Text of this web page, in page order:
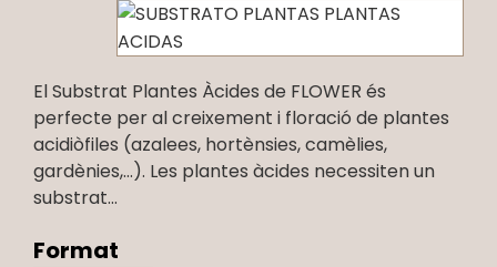
El Substrat Plantes Àcides de FLOWER és
perfecte per al creixement i floració de plantes
acidiòfiles (azalees, hortènsies, camèlies,
gardènies,…). Les plantes àcides necessiten un
substrat...
Format